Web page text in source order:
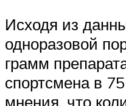
Исходя из
одноразовой
грамм
спортсмена в
мнения, что